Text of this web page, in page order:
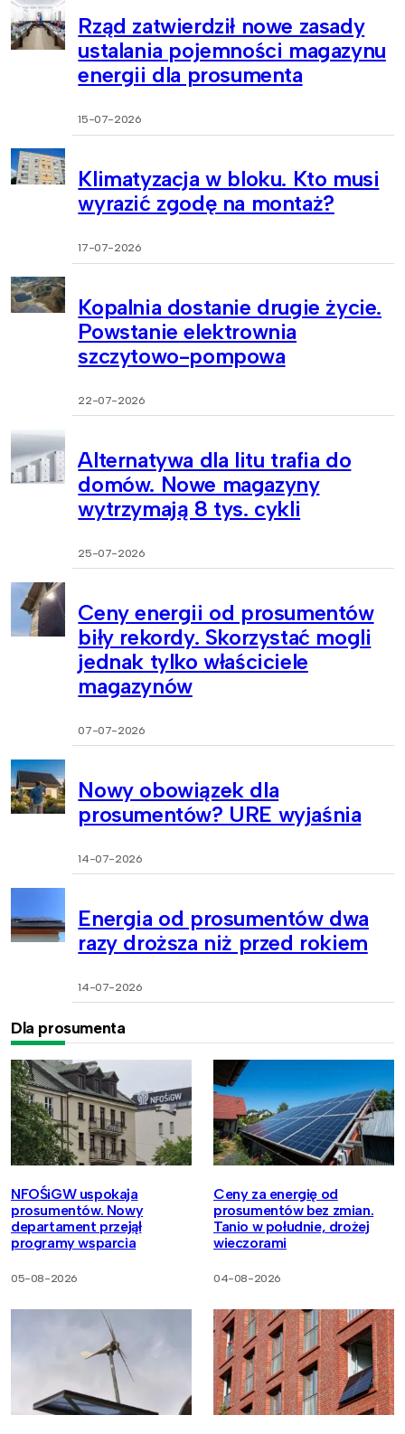
Rząd zatwierdził nowe zasady
ustalania pojemności magazynu
energii dla prosumenta
15-07-2026
Klimatyzacja w bloku. Kto musi
wyrazić zgodę na montaż?
17-07-2026
Kopalnia dostanie drugie życie.
Powstanie elektrownia
szczytowo-pompowa
22-07-2026
Alternatywa dla litu trafia do
domów. Nowe magazyny
wytrzymają 8 tys. cykli
25-07-2026
Ceny energii od prosumentów
biły rekordy. Skorzystać mogli
jednak tylko właściciele
magazynów
07-07-2026
Nowy obowiązek dla
prosumentów? URE wyjaśnia
14-07-2026
Energia od prosumentów dwa
razy droższa niż przed rokiem
14-07-2026
Dla prosumenta
NFOŚiGW uspokaja
prosumentów. Nowy
departament przejął
programy wsparcia
05-08-2026
Ceny za energię od
prosumentów bez zmian.
Tanio w południe, drożej
wieczorami
04-08-2026